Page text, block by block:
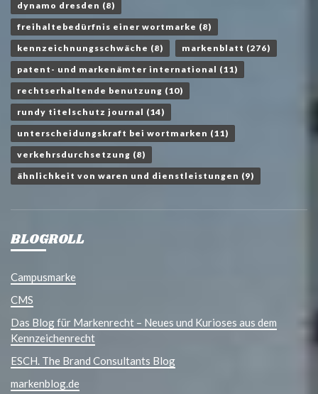
dynamo dresden (8)
freihaltebedürfnis einer wortmarke (8)
kennzeichnungsschwäche (8) markenblatt (276)
patent- und markenämter international (11)
rechtserhaltende benutzung (10)
rundy titelschutz journal (14)
unterscheidungskraft bei wortmarken (11)
verkehrsdurchsetzung (8)
ähnlichkeit von waren und dienstleistungen (9)
BLOGROLL
Campusmarke
CMS
Das Blog für Markenrecht – Neues und Kurioses aus dem
Kennzeichenrecht
ESCH. The Brand Consultants Blog
markenblog.de